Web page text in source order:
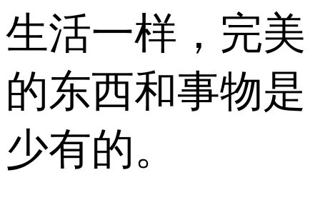
生活一样，完美
的东西和事物是
少有的。